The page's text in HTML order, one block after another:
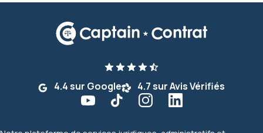
4.4 sur Google 4.7 sur Avis Vérifiés